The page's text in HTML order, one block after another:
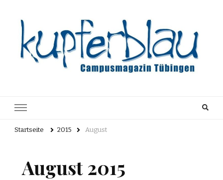
Archiv
Startseite 2015 August
August 2015